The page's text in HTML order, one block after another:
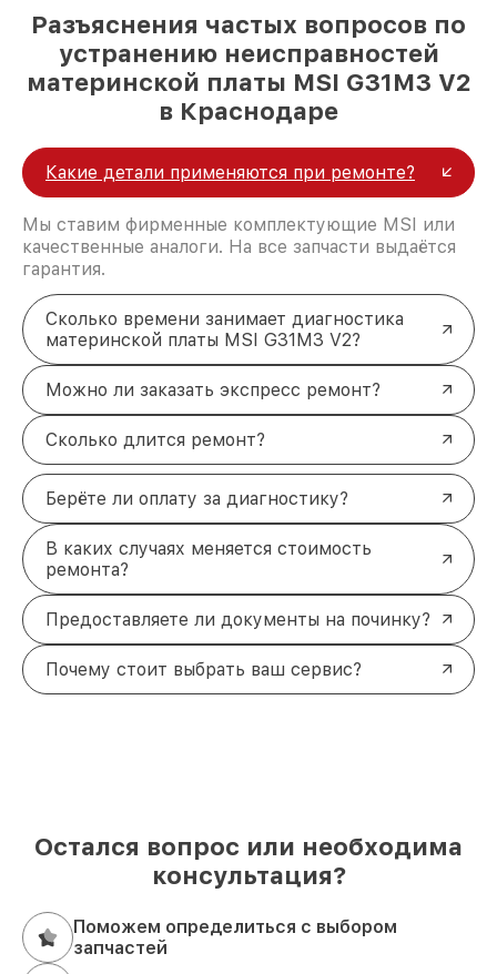
Разъяснения частых вопросов по
устранению неисправностей
материнской платы MSI G31M3 V2
в Краснодаре
Какие детали применяются при ремонте?
Мы ставим фирменные комплектующие MSI или
качественные аналоги. На все запчасти выдаётся
гарантия.
Сколько времени занимает диагностика
материнской платы MSI G31M3 V2?
Можно ли заказать экспресс ремонт?
Сколько длится ремонт?
Берёте ли оплату за диагностику?
В каких случаях меняется стоимость
ремонта?
Предоставляете ли документы на починку?
Почему стоит выбрать ваш сервис?
Остался вопрос или необходима
консультация?
Поможем определиться с выбором
запчастей